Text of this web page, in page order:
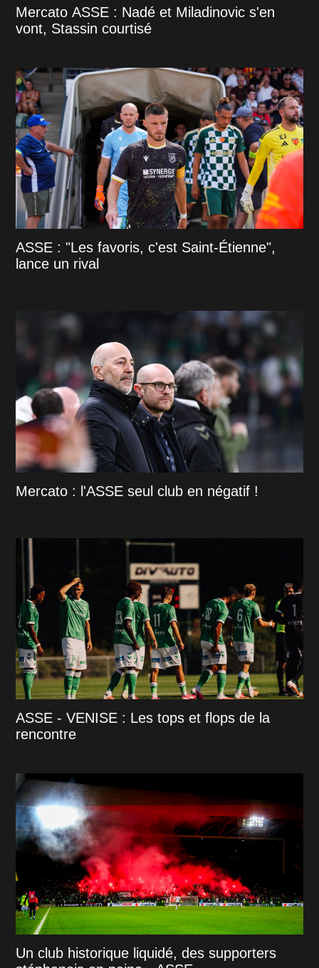
Mercato ASSE : Nadé et Miladinovic s'en
vont, Stassin courtisé
ASSE : "Les favoris, c'est Saint-Étienne",
lance un rival
Mercato : l'ASSE seul club en négatif !
ASSE - VENISE : Les tops et flops de la
rencontre
Un club historique liquidé, des supporters